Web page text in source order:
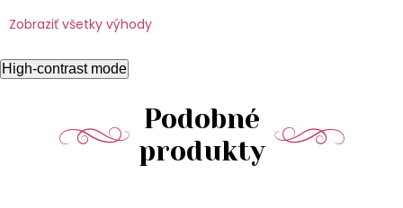
Zobraziť všetky výhody
High-contrast mode
Podobné
produkty